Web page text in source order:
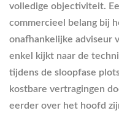
volledige objectiviteit.
commercieel belang bij
onafhankelijke adviseur
enkel kijkt naar de
tijdens de sloopfase
kostbare vertragingen
eerder over het hoofd